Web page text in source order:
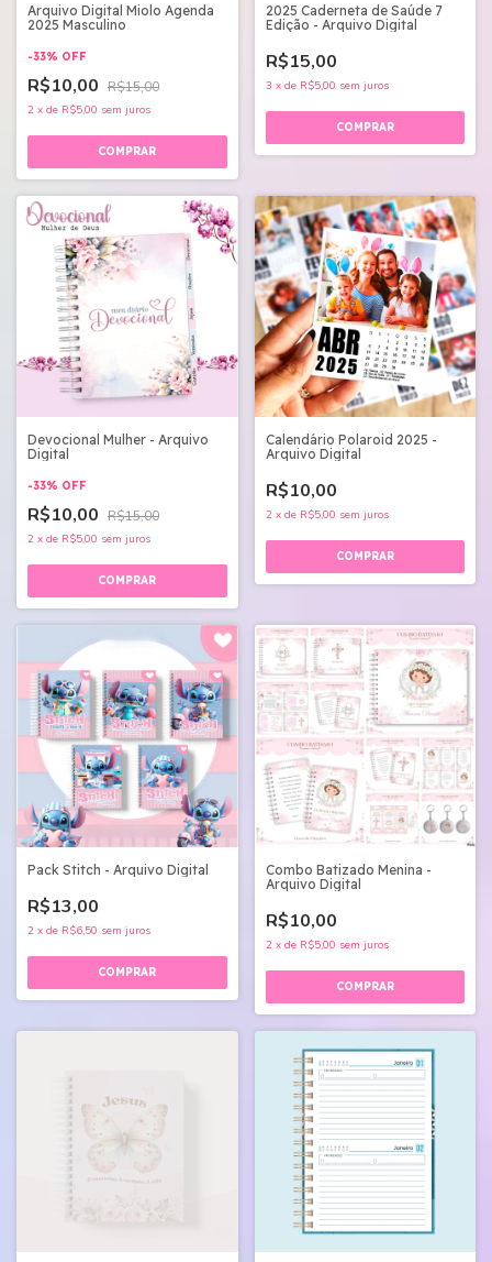
Arquivo Digital Miolo Agenda
2025 Masculino
-33% OFF
R$10,00 R$15,00
2 x de R$5,00 sem juros
2025 Caderneta de Saúde 7
Edição - Arquivo Digital
R$15,00
3 x de R$5,00 sem juros
Devocional Mulher - Arquivo
Digital
-33% OFF
R$10,00 R$15,00
2 x de R$5,00 sem juros
Calendário Polaroid 2025 -
Arquivo Digital
R$10,00
2 x de R$5,00 sem juros
Pack Stitch - Arquivo Digital
R$13,00
2 x de R$6,50 sem juros
Combo Batizado Menina -
Arquivo Digital
R$10,00
2 x de R$5,00 sem juros